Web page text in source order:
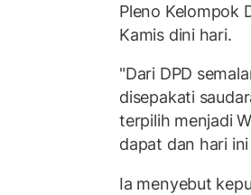
Pleno Kelompok
Kamis dini hari.
"Dari DPD
disepakati
terpilih menjadi
dapat dan hari
Ia menyebut